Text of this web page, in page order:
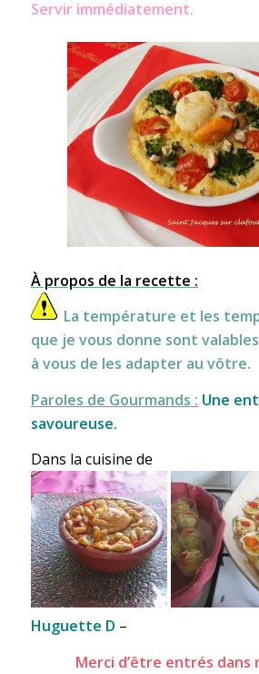
Servir immédiatement.
À propos de la recette :
La température et les
que je vous donne sont
à vous de les adapter au vôtre.
Paroles de Gourmands : Une
savoureuse.
Dans la cuisine de
Huguette D –
Merci d’être entrés dans